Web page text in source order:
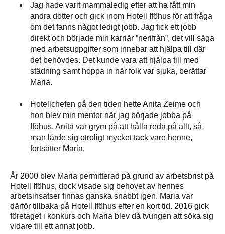
Jag hade varit mammaledig efter att ha fått min
andra dotter och gick inom Hotell Iföhus för att fråga
om det fanns något ledigt jobb. Jag fick ett jobb
direkt och började min karriär ”nerifrån”, det vill säga
med arbetsuppgifter som innebar att hjälpa till där
det behövdes. Det kunde vara att hjälpa till med
städning samt hoppa in när folk var sjuka, berättar
Maria.
Hotellchefen på den tiden hette Anita Zeime och
hon blev min mentor när jag började jobba på
Iföhus. Anita var grym på att hålla reda på allt, så
man lärde sig otroligt mycket tack vare henne,
fortsätter Maria.
År 2000 blev Maria permitterad på grund av arbetsbrist på
Hotell Iföhus, dock visade sig behovet av hennes
arbetsinsatser finnas ganska snabbt igen. Maria var
därför tillbaka på Hotell Iföhus efter en kort tid. 2016 gick
företaget i konkurs och Maria blev då tvungen att söka sig
vidare till ett annat jobb.